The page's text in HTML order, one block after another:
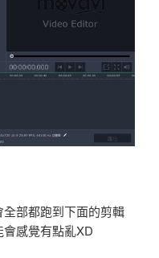
部都跑到下面的剪輯
感覺有點亂XD